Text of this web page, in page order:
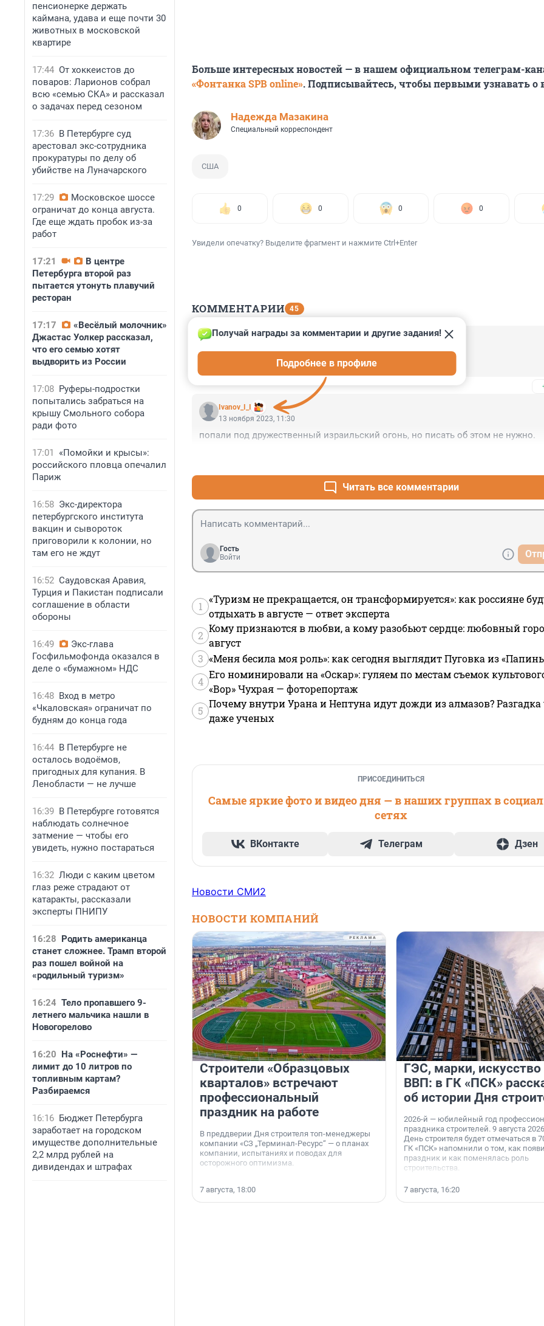
пенсионерке держать
каймана, удава и еще почти 30
животных в московской
квартире
17:44 От хоккеистов до
поваров: Ларионов собрал
всю «семью СКА» и рассказал
о задачах перед сезоном
17:36 В Петербурге суд
арестовал экс-сотрудника
прокуратуры по делу об
убийстве на Луначарского
17:29
Московское шоссе
ограничат до конца августа.
Где еще ждать пробок из-за
работ
17:21
В центре
Петербурга второй раз
пытается утонуть плавучий
ресторан
17:17
«Весёлый молочник»
Джастас Уолкер рассказал,
что его семью хотят
выдворить из России
17:08 Руферы-подростки
попытались забраться на
крышу Смольного собора
ради фото
17:01
«Помойки и крысы»:
российского пловца опечалил
Париж
16:58 Экс-директора
петербургского института
вакцин и сывороток
приговорили к колонии, но
там его не ждут
16:52 Саудовская Аравия,
Турция и Пакистан подписали
соглашение в области
обороны
16:49
Экс-глава
Госфильмофонда оказался в
деле о «бумажном» НДС
16:48 Вход в метро
«Чкаловская» ограничат по
будням до конца года
16:44 В Петербурге не
осталось водоёмов,
пригодных для купания. В
Ленобласти — не лучше
16:39 В Петербурге готовятся
наблюдать солнечное
затмение — чтобы его
увидеть, нужно постараться
16:32 Люди с каким цветом
глаз реже страдают от
катаракты, рассказали
эксперты ПНИПУ
16:28 Родить американца
станет сложнее. Трамп второй
раз пошел войной на
«родильный туризм»
16:24 Тело пропавшего 9-
летнего мальчика нашли в
Новогорелово
16:20 На «Роснефти» —
лимит до 10 литров по
топливным картам?
Разбираемся
16:16 Бюджет Петербурга
заработает на городском
имуществе дополнительные
2,2 млрд рублей на
дивидендах и штрафах
Больше интересных новостей — в нашем официальном телеграм-
«Фонтанка SPB online». Подписывайтесь, чтобы первыми узнавать о
Надежда Мазакина
Специальный корреспондент
США
0 0 0 0
Увидели опечатку? Выделите фрагмент и нажмите Ctrl+Enter
КОММЕНТАРИИ 45
Гость
Отличная новомть, вода им стекловатой.
Ivanov_I_I
Получай награды за комментарии и другие задания!
Подробнее в профиле
13 ноября 2023, 11:30
попали под дружественный израильский огонь, но писать об этом не нужно.
Читать все комментарии
Гость
Войти
1
«Туризм не прекращается, он трансформируется»: как россияне
отдыхать в августе — ответ эксперта
2
Кому признаются в любви, а кому разобьют сердце: любовный
август
3 «Меня бесила моя роль»: как сегодня выглядит Пуговка из
4
Его номинировали на «Оскар»: гуляем по местам съемок
«Вор» Чухрая — фоторепортаж
5
Почему внутри Урана и Нептуна идут дожди из алмазов?
даже ученых
ПРИСОЕДИНИТЬСЯ
Самые яркие фото и видео дня — в наших группах в
сетях
ВКонтакте Телеграм Дзен
Новости СМИ2
НОВОСТИ КОМПАНИЙ
Строители «Образцовых
кварталов» встречают
профессиональный
праздник на работе
В преддверии Дня строителя топ-менеджеры
компании «СЗ „Терминал-Ресурс“ — о планах
компании, испытаниях и поводах для
осторожного оптимизма.
7 августа, 18:00
ГЭС, марки, искусство
ВВП: в ГК «ПСК»
об истории Дня
2026-й — юбилейный год
праздника строителей. 9 августа
День строителя будет отмечаться в
ГК «ПСК» напомнили о том, как
праздник и как поменялась роль
строительства.
7 августа, 16:20